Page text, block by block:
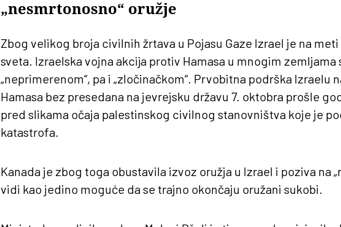
„nesmrtonosno“ oružje
Zbog velikog broja civilnih žrtava u Pojasu Gaze Izrael je na
sveta. Izraelska vojna akcija protiv Hamasa u mnogim zemljama
„neprimerenom“, pa i „zločinačkom“. Prvobitna podrška Izraelu
Hamasa bez presedana na jevrejsku državu 7. oktobra prošle
pred slikama očaja palestinskog civilnog stanovništva koje je
katastrofa.
Kanada je zbog toga obustavila izvoz oružja u Izrael i poziva na
vidi kao jedino moguće da se trajno okončaju oružani sukobi.